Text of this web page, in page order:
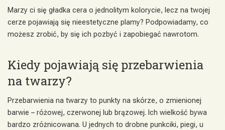
Marzy ci się gładka cera o jednolitym kolorycie, lecz na twojej
cerze pojawiają się nieestetyczne plamy? Podpowiadamy, co
możesz zrobić, by się ich pozbyć i zapobiegać nawrotom.
Kiedy pojawiają się przebarwienia
na twarzy?
Przebarwienia na twarzy to punkty na skórze, o zmienionej
barwie – różowej, czerwonej lub brązowej. Ich wielkość bywa
bardzo zróżnicowana. U jednych to drobne punkciki, piegi, u